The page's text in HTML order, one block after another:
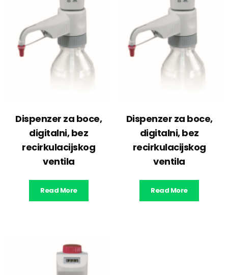
Dispenzer za boce,
digitalni, bez
recirkulacijskog
ventila
Read More
Dispenzer za boce,
digitalni, bez
recirkulacijskog
ventila
Read More